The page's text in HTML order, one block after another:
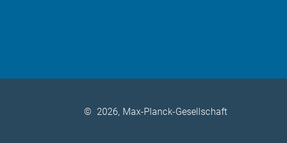
© 2026, Max-Planck-Gesellschaft